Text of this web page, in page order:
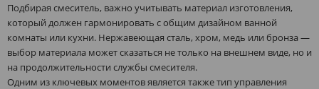
Подбирая смеситель, важно учитывать материал изготовления,
который должен гармонировать с общим дизайном ванной
комнаты или кухни. Нержавеющая сталь, хром, медь или бронза —
выбор материала может сказаться не только на внешнем виде, но и
на продолжительности службы смесителя.
Одним из ключевых моментов является также тип управления